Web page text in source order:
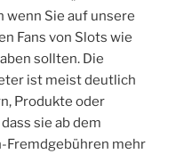
wenn Sie auf unsere
Fans von Slots wie
sollten. Die
ist meist deutlich
Produkte oder
sie ab dem
Fremdgebühren mehr